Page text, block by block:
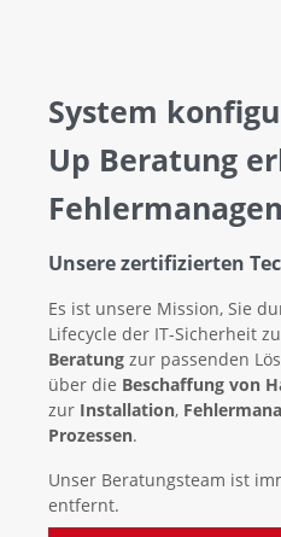
System
Up Beratung
Unsere zertifizierten
Es ist unsere Mission, Sie
Lifecycle der IT-Sicherheit
Beratung zur passenden
über die Beschaffung von
zur Installation,
Prozessen.
Unser Beratungsteam ist
entfernt.